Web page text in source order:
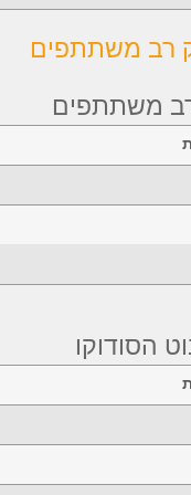
רב משתתפים
משתתפים
הסודוקו